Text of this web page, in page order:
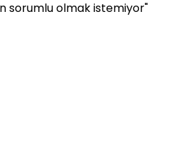
sorumlu olmak istemiyor"